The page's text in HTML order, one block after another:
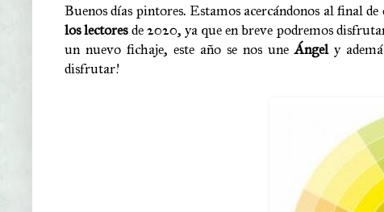
Buenos días pintores. Estamos acercándonos al final
los lectoresde 2020, ya que en breve podremos
un nuevo fichaje, este año se nos uneÁngely
disfrutar!